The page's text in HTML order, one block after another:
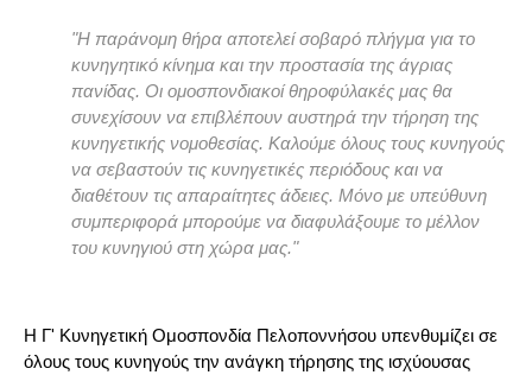
"Η παράνομη θήρα αποτελεί σοβαρό πλήγμα για το
κυνηγητικό κίνημα και την προστασία της άγριας
πανίδας. Οι ομοσπονδιακοί θηροφύλακές μας θα
συνεχίσουν να επιβλέπουν αυστηρά την τήρηση της
κυνηγετικής νομοθεσίας. Καλούμε όλους τους κυνηγούς
να σεβαστούν τις κυνηγετικές περιόδους και να
διαθέτουν τις απαραίτητες άδειες. Μόνο με υπεύθυνη
συμπεριφορά μπορούμε να διαφυλάξουμε το μέλλον
του κυνηγιού στη χώρα μας."
Η Γ' Κυνηγετική Ομοσπονδία Πελοποννήσου υπενθυμίζει σε
όλους τους κυνηγούς την ανάγκη τήρησης της ισχύουσας